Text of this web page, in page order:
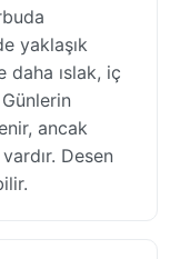
yaklaşık
daha ıslak, iç
ancak
Desen